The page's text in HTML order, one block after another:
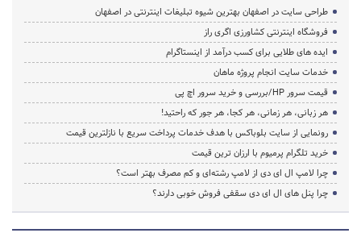
طراحی سایت در اصفهان بهترین شیوه تبلیغات اینترنتی در اصفهان
فروشگاه اینترنتی کشاورزی اگری راز
ایده های طلایی برای کسب درآمد از اینستاگرام
خدمات سایت انجام پروژه ماهان
قیمت سرور HP/بررسی و خرید سرور اچ پی
هر زبانی، هر زمانی، هر کجا، هر جور که راحتید!
رونمایی از سایت بلوباکس با هدف خدمات پرداخت سریع با نازلترین قیمت
خرید تلگرام پرمیوم با ارزان ترین قیمت
چرا لامپ ال ای دی از لامپ رشته‌ای و کم مصرف بهتر است؟
چرا پنل های ال ای دی سقفی فروش خوبی دارند؟